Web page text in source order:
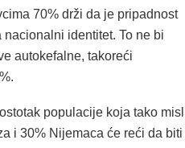
70% drži da je pripadnost
identitet. To ne bi
autokefalne, takoreći
populacije koja tako
i 30% Nijemaca će reći da biti